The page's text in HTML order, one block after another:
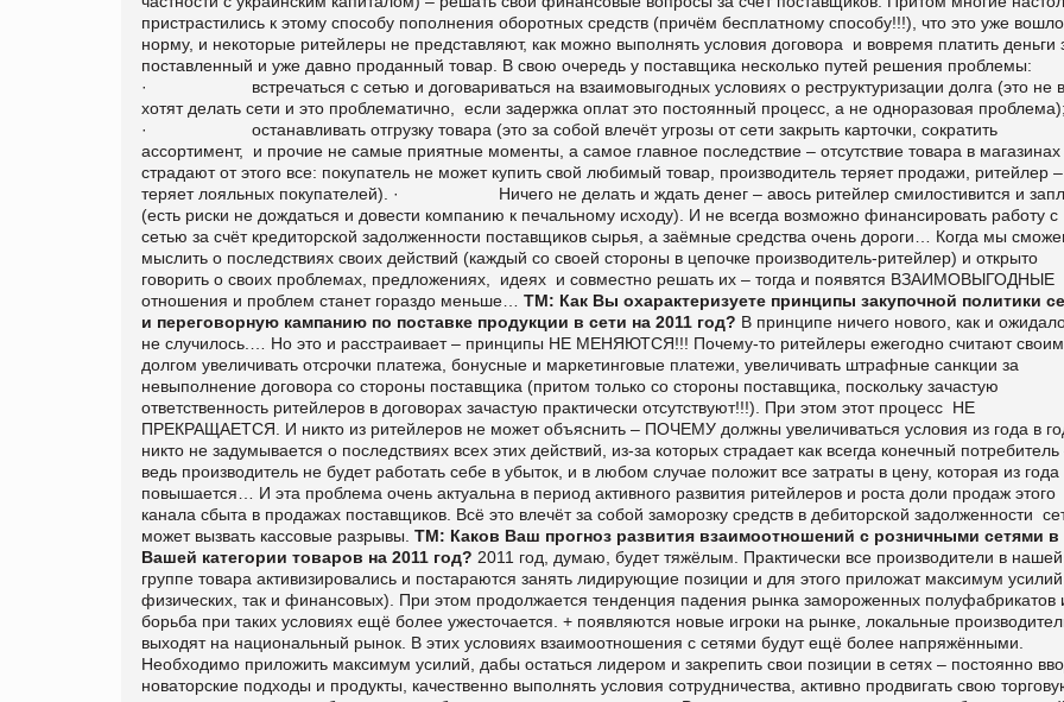
пристрастились к этому способу пополнения оборотных средств (причём бесплатному способу!!!), что это уже
норму, и некоторые ритейлеры не представляют, как можно выполнять условия договора и вовремя платить деньги
поставленный и уже давно проданный товар. В свою очередь у поставщика несколько путей решения проблемы:
· встречаться с сетью и договариваться на взаимовыгодных условиях о реструктуризации долга (это не
хотят делать сети и это проблематично, если задержка оплат это постоянный процесс, а не одноразовая проблема);
· останавливать отгрузку товара (это за собой влечёт угрозы от сети закрыть карточки, сократить
ассортимент, и прочие не самые приятные моменты, а самое главное последствие – отсутствие товара в магазинах
страдают от этого все: покупатель не может купить свой любимый товар, производитель теряет продажи, ритейлер –
теряет лояльных покупателей). · Ничего не делать и ждать денег – авось ритейлер смилостивится и
(есть риски не дождаться и довести компанию к печальному исходу). И не всегда возможно финансировать работу с
сетью за счёт кредиторской задолженности поставщиков сырья, а заёмные средства очень дороги… Когда мы
мыслить о последствиях своих действий (каждый со своей стороны в цепочке производитель-ритейлер) и открыто
говорить о своих проблемах, предложениях, идеях и совместно решать их – тогда и появятся ВЗАИМОВЫГОДНЫЕ
отношения и проблем станет гораздо меньше… ТМ: Как Вы охарактеризуете принципы закупочной политики
и переговорную кампанию по поставке продукции в сети на 2011 год? В принципе ничего нового, как и
не случилось.… Но это и расстраивает – принципы НЕ МЕНЯЮТСЯ!!! Почему-то ритейлеры ежегодно считают своим
долгом увеличивать отсрочки платежа, бонусные и маркетинговые платежи, увеличивать штрафные санкции за
невыполнение договора со стороны поставщика (притом только со стороны поставщика, поскольку зачастую
ответственность ритейлеров в договорах зачастую практически отсутствуют!!!). При этом этот процесс НЕ
ПРЕКРАЩАЕТСЯ. И никто из ритейлеров не может объяснить – ПОЧЕМУ должны увеличиваться условия из года в
никто не задумывается о последствиях всех этих действий, из-за которых страдает как всегда конечный потребитель
ведь производитель не будет работать себе в убыток, и в любом случае положит все затраты в цену, которая из года
повышается… И эта проблема очень актуальна в период активного развития ритейлеров и роста доли продаж этого
канала сбыта в продажах поставщиков. Всё это влечёт за собой заморозку средств в дебиторской задолженности
может вызвать кассовые разрывы. ТМ: Каков Ваш прогноз развития взаимоотношений с розничными сетями в
Вашей категории товаров на 2011 год? 2011 год, думаю, будет тяжёлым. Практически все производители в нашей
группе товара активизировались и постараются занять лидирующие позиции и для этого приложат максимум усилий
физических, так и финансовых). При этом продолжается тенденция падения рынка замороженных полуфабрикатов
борьба при таких условиях ещё более ужесточается. + появляются новые игроки на рынке, локальные
выходят на национальный рынок. В этих условиях взаимоотношения с сетями будут ещё более напряжёнными.
Необходимо приложить максимум усилий, дабы остаться лидером и закрепить свои позиции в сетях – постоянно
новаторские подходы и продукты, качественно выполнять условия сотрудничества, активно продвигать свою